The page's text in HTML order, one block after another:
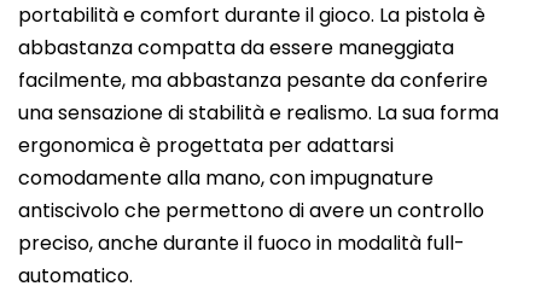
portabilità e comfort durante il gioco. La pistola è
abbastanza compatta da essere maneggiata
facilmente, ma abbastanza pesante da conferire
una sensazione di stabilità e realismo. La sua forma
ergonomica è progettata per adattarsi
comodamente alla mano, con impugnature
antiscivolo che permettono di avere un controllo
preciso, anche durante il fuoco in modalità full-
automatico.